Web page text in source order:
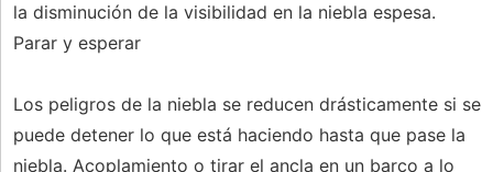
la disminución de la visibilidad en la niebla espesa.
Parar y esperar
Los peligros de la niebla se reducen drásticamente si se
puede detener lo que está haciendo hasta que pase la
niebla. Acoplamiento o tirar el ancla en un barco a lo